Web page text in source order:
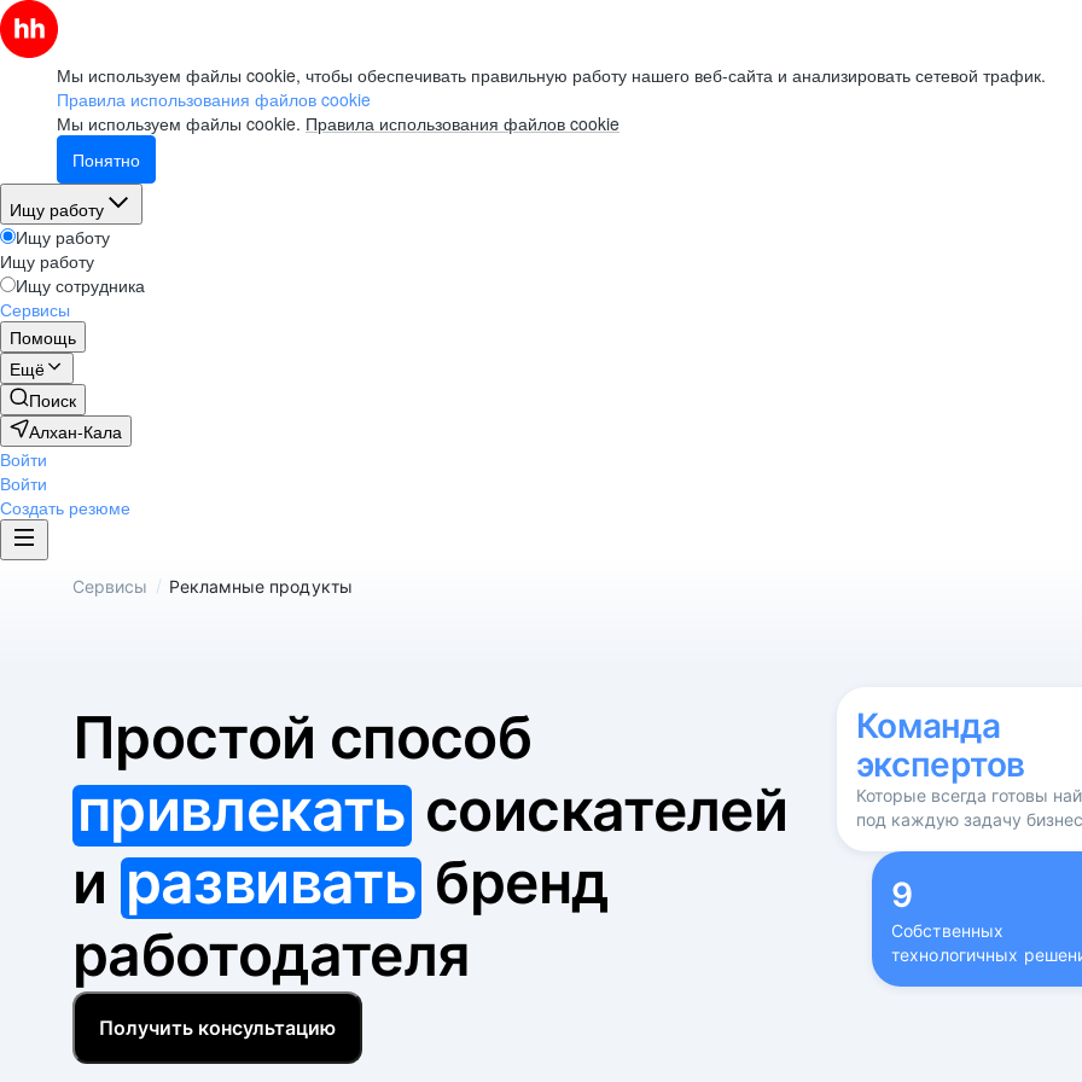
Мы используем файлы cookie, чтобы обеспечивать правильную работу нашего веб-сайта и анализировать сетевой трафик.
Правила использования файлов cookie
Мы используем файлы cookie. Правила использования файлов cookie
Понятно
Ищу работу
Ищу работу
Ищу работу
Ищу сотрудника
Сервисы
Помощь
Ещё
Поиск
Алхан-Кала
Войти
Войти
Создать резюме
Сервисы / Рекламные продукты
Простой способ
привлекатьсоискателей
и развивать бренд
работодателя
Получить консультацию
Команда
экспертов
Которые всегда готовы
под каждую задачу
9
Собственных
технологичных